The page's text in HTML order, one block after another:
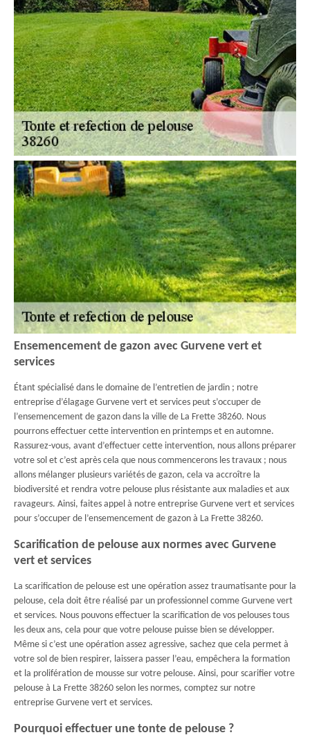
Ensemencement de gazon avec Gurvene vert et
services
Étant spécialisé dans le domaine de l’entretien de jardin ; notre
entreprise d’élagage Gurvene vert et services peut s’occuper de
l’ensemencement de gazon dans la ville de La Frette 38260. Nous
pourrons effectuer cette intervention en printemps et en automne.
Rassurez-vous, avant d’effectuer cette intervention, nous allons préparer
votre sol et c’est après cela que nous commencerons les travaux ; nous
allons mélanger plusieurs variétés de gazon, cela va accroître la
biodiversité et rendra votre pelouse plus résistante aux maladies et aux
ravageurs. Ainsi, faites appel à notre entreprise Gurvene vert et services
pour s’occuper de l’ensemencement de gazon à La Frette 38260.
Scarification de pelouse aux normes avec Gurvene
vert et services
La scarification de pelouse est une opération assez traumatisante pour la
pelouse, cela doit être réalisé par un professionnel comme Gurvene vert
et services. Nous pouvons effectuer la scarification de vos pelouses tous
les deux ans, cela pour que votre pelouse puisse bien se développer.
Même si c’est une opération assez agressive, sachez que cela permet à
votre sol de bien respirer, laissera passer l’eau, empêchera la formation
et la prolifération de mousse sur votre pelouse. Ainsi, pour scarifier votre
pelouse à La Frette 38260 selon les normes, comptez sur notre
entreprise Gurvene vert et services.
Pourquoi effectuer une tonte de pelouse ?